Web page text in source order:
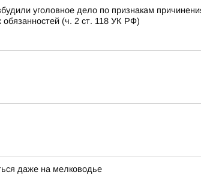
уголовное дело по признакам
(ч. 2 ст. 118 УК РФ)
даже на мелководье